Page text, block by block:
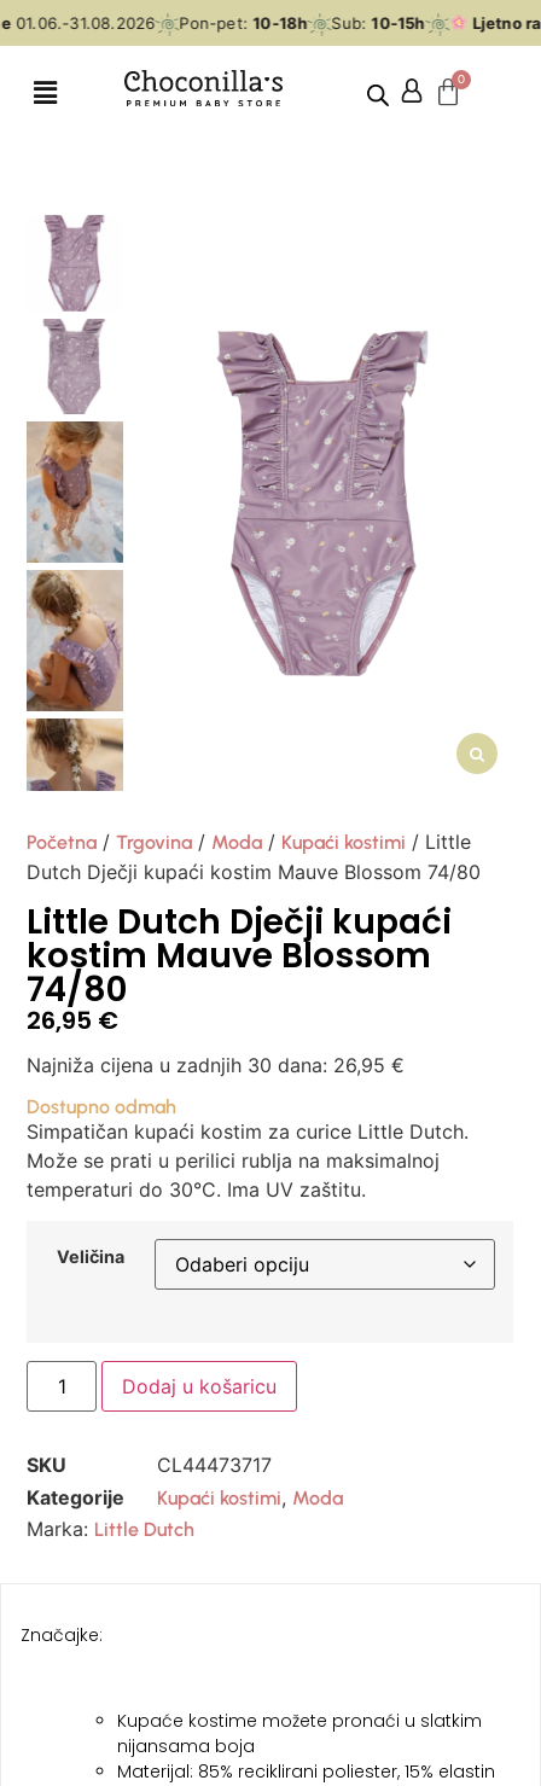
01.06.-31.08.2026 Pon-pet:10-18h Sub:10-15h Ljetno
Početna /Trgovina / Moda / Kupaći kostimi / Little
Dutch Dječji kupaći kostim Mauve Blossom 74/80
Little Dutch Dječji kupaći
kostim Mauve Blossom
74/80
26,95 €
Najniža cijena u zadnjih 30 dana: 26,95€
Dostupno odmah
Simpatičan kupaći kostim za curice Little Dutch.
Može se prati u perilici rublja na maksimalnoj
temperaturi do 30°C. Ima UV zaštitu.
Veličina
Dodaj u košaricu
SKU
CL44473717
Kategorije
Kupaći kostimi, Moda
Marka: Little Dutch
Značajke:
Kupaće kostime možete pronaći u slatkim
nijansama boja
Materijal: 85% reciklirani poliester, 15% elastin